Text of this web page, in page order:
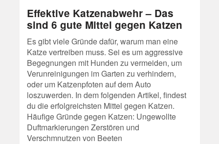
Effektive Katzenabwehr – Das
sind 6 gute Mittel gegen Katzen
Es gibt viele Gründe dafür, warum man eine
Katze vertreiben muss. Sei es um aggressive
Begegnungen mit Hunden zu vermeiden, um
Verunreinigungen im Garten zu verhindern,
oder um Katzenpfoten auf dem Auto
loszuwerden. In dem folgenden Artikel, findest
du die erfolgreichsten Mittel gegen Katzen.
Häufige Gründe gegen Katzen: Ungewollte
Duftmarkierungen Zerstören und
Verschmnutzen von Beeten